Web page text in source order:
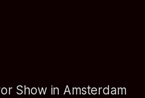
Show in Amsterdam